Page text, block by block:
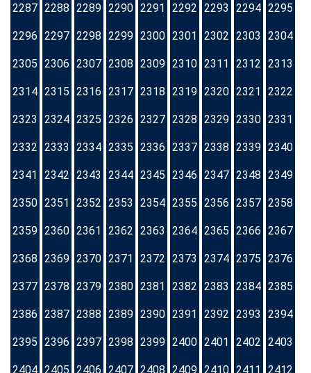
2287 2288 2289 2290 2291 2292 2293 2294 2295
2296 2297 2298 2299 2300 2301 2302 2303 2304
2305 2306 2307 2308 2309 2310 2311 2312 2313
2314 2315 2316 2317 2318 2319 2320 2321 2322
2323 2324 2325 2326 2327 2328 2329 2330 2331
2332 2333 2334 2335 2336 2337 2338 2339 2340
2341 2342 2343 2344 2345 2346 2347 2348 2349
2350 2351 2352 2353 2354 2355 2356 2357 2358
2359 2360 2361 2362 2363 2364 2365 2366 2367
2368 2369 2370 2371 2372 2373 2374 2375 2376
2377 2378 2379 2380 2381 2382 2383 2384 2385
2386 2387 2388 2389 2390 2391 2392 2393 2394
2395 2396 2397 2398 2399 2400 2401 2402 2403
2404 2405 2406 2407 2408 2409 2410 2411 2412